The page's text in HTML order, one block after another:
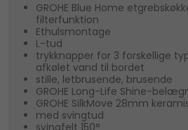
GROHE Blue Home
filterfunktion
Ethulsmontage
L-tud
trykknapper for 3 forskellige
afkølet vand til bordet
stille, letbrusende, brusende
GROHE Long-Life Shine-
GROHE SilkMove 28mm
med svingtud